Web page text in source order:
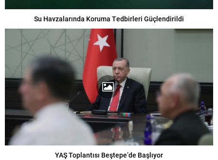
Su Havzalarında Koruma Tedbirleri Güçlendirildi
YAŞ Toplantısı Beştepe’de Başlıyor